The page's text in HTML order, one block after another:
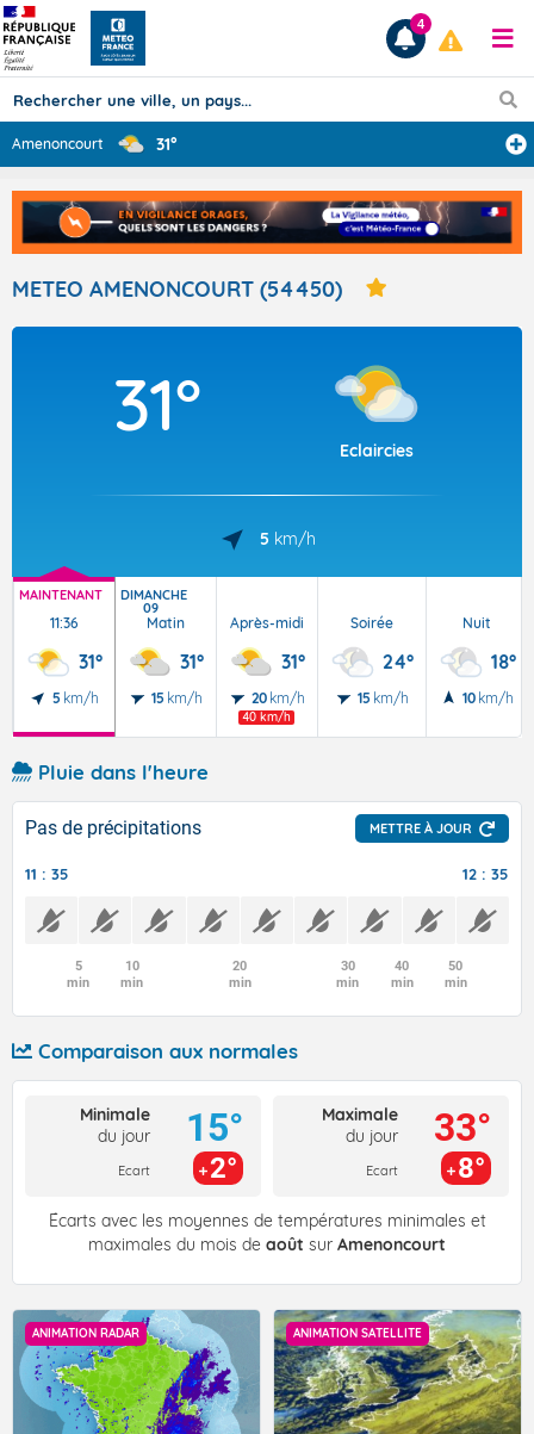
Prévisions
TOUS LES RÉSULTATS
Articles
4
Amenoncourt 31°
METEO AMENONCOURT (54450)
31°
Eclaircies
5 km/h
MAINTENANT
11:36
31°
5 km/h
DIMANCHE
09
Matin
31°
15 km/h
Après-midi
31°
20 km/h
40 km/h
Soirée
24°
15 km/h
Nuit
18°
10 km/h
Pluie dans l'heure
Pas de précipitations METTRE À JOUR
11 : 35 12 : 35
5
min
10
min
20
min
30
min
40
min
50
min
Comparaison aux normales
Minimale
du jour
Ecart
15°
2°
Maximale
du jour
Ecart
33°
8°
Écarts avec les moyennes de températures minimales et
maximales du mois de août sur Amenoncourt
ANIMATION RADAR ANIMATION SATELLITE